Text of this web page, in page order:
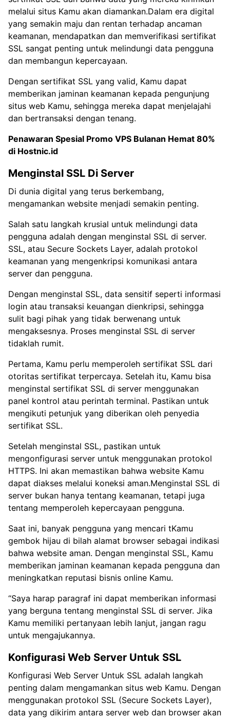
melalui situs Kamu akan diamankan.Dalam era digital
yang semakin maju dan rentan terhadap ancaman
keamanan, mendapatkan dan memverifikasi sertifikat
SSL sangat penting untuk melindungi data pengguna
dan membangun kepercayaan.
Dengan sertifikat SSL yang valid, Kamu dapat
memberikan jaminan keamanan kepada pengunjung
situs web Kamu, sehingga mereka dapat menjelajahi
dan bertransaksi dengan tenang.
Penawaran Spesial Promo VPS Bulanan Hemat 80%
di Hostnic.id
Menginstal SSL Di Server
Di dunia digital yang terus berkembang,
mengamankan website menjadi semakin penting.
Salah satu langkah krusial untuk melindungi data
pengguna adalah dengan menginstal SSL di server.
SSL, atau Secure Sockets Layer, adalah protokol
keamanan yang mengenkripsi komunikasi antara
server dan pengguna.
Dengan menginstal SSL, data sensitif seperti informasi
login atau transaksi keuangan dienkripsi, sehingga
sulit bagi pihak yang tidak berwenang untuk
mengaksesnya. Proses menginstal SSL di server
tidaklah rumit.
Pertama, Kamu perlu memperoleh sertifikat SSL dari
otoritas sertifikat terpercaya. Setelah itu, Kamu bisa
menginstal sertifikat SSL di server menggunakan
panel kontrol atau perintah terminal. Pastikan untuk
mengikuti petunjuk yang diberikan oleh penyedia
sertifikat SSL.
Setelah menginstal SSL, pastikan untuk
mengonfigurasi server untuk menggunakan protokol
HTTPS. Ini akan memastikan bahwa website Kamu
dapat diakses melalui koneksi aman.Menginstal SSL di
server bukan hanya tentang keamanan, tetapi juga
tentang memperoleh kepercayaan pengguna.
Saat ini, banyak pengguna yang mencari tKamu
gembok hijau di bilah alamat browser sebagai indikasi
bahwa website aman. Dengan menginstal SSL, Kamu
memberikan jaminan keamanan kepada pengguna dan
meningkatkan reputasi bisnis online Kamu.
“Saya harap paragraf ini dapat memberikan informasi
yang berguna tentang menginstal SSL di server. Jika
Kamu memiliki pertanyaan lebih lanjut, jangan ragu
untuk mengajukannya.
Konfigurasi Web Server Untuk SSL
Konfigurasi Web Server Untuk SSL adalah langkah
penting dalam mengamankan situs web Kamu. Dengan
menggunakan protokol SSL (Secure Sockets Layer),
data yang dikirim antara server web dan browser akan